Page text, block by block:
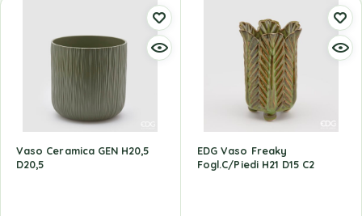
Vaso Ceramica GEN H20,5
D20,5
EDG Vaso Freaky
Fogl.C/Piedi H21 D15 C2